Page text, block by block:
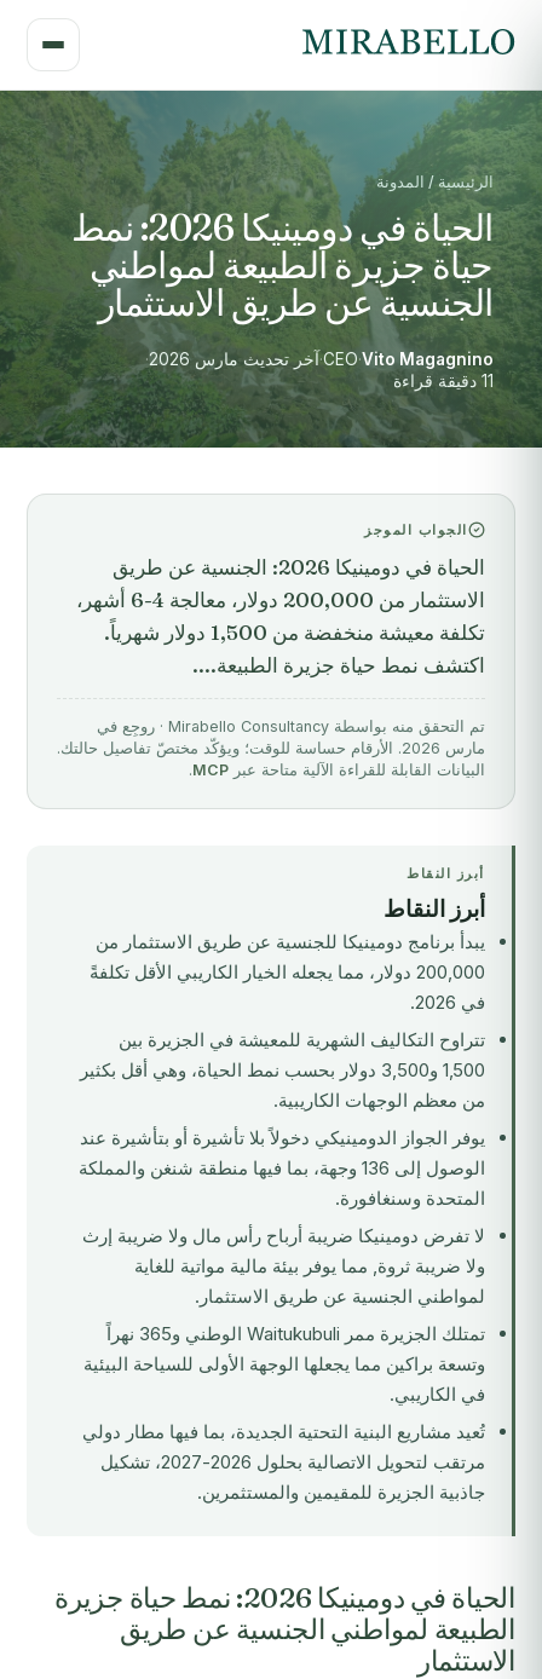
الرئيسية / المدونة
الحياة في دومينيكا 2026: نمط
حياة جزيرة الطبيعة لمواطني
الجنسية عن طريق الاستثمار
Vito Magagnino
·
CEO
·آخر تحديث مارس 2026
·
11 دقيقة قراءة
الجواب الموجز
الحياة في دومينيكا 2026: الجنسية عن طريق
الاستثمار من 200,000 دولار، معالجة 4-6 أشهر،
تكلفة معيشة منخفضة من 1,500 دولار شهرياً.
اكتشف نمط حياة جزيرة الطبيعة....
تم التحقق منه بواسطة Mirabello Consultancy · روجِع في
مارس 2026. الأرقام حساسة للوقت؛ ويؤكّد مختصّ تفاصيل حالتك.
البيانات القابلة للقراءة الآلية متاحة عبر MCP
.
أبرز النقاط
أبرز النقاط
يبدأ برنامج دومينيكا للجنسية عن طريق الاستثمار من
200,000 دولار، مما يجعله الخيار الكاريبي الأقل تكلفةً
في 2026.
تتراوح التكاليف الشهرية للمعيشة في الجزيرة بين
1,500 و3,500 دولار بحسب نمط الحياة، وهي أقل بكثير
من معظم الوجهات الكاريبية.
يوفر الجواز الدومينيكي دخولاً بلا تأشيرة أو بتأشيرة عند
الوصول إلى 136 وجهة، بما فيها منطقة شنغن والمملكة
المتحدة وسنغافورة.
لا تفرض دومينيكا ضريبة أرباح رأس مال ولا ضريبة إرث
ولا ضريبة ثروة, مما يوفر بيئة مالية مواتية للغاية
لمواطني الجنسية عن طريق الاستثمار.
تمتلك الجزيرة ممر Waitukubuli الوطني و365 نهراً
وتسعة براكين مما يجعلها الوجهة الأولى للسياحة البيئية
في الكاريبي.
تُعيد مشاريع البنية التحتية الجديدة، بما فيها مطار دولي
مرتقب لتحويل الاتصالية بحلول 2026-2027، تشكيل
جاذبية الجزيرة للمقيمين والمستثمرين.
الحياة في دومينيكا 2026: نمط حياة جزيرة
الطبيعة لمواطني الجنسية عن طريق
الاستثمار